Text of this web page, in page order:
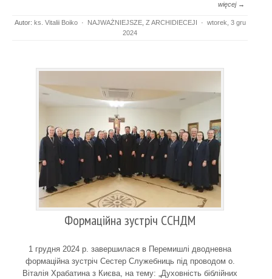
więcej →
Autor: ks. Vitalii Boiko · NAJWAŻNIEJSZE, Z ARCHIDIECEJI · wtorek, 3 gru
2024
Формаційна зустріч ССНДМ
1 грудня 2024 р. завершилася в Перемишлі дводневна
формаційна зустріч Сестер Служебниць під проводом о.
Віталія Храбатина з Києва, на тему: „Духовність біблійних